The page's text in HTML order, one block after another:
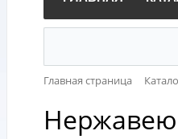
Главная страница